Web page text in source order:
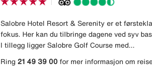
Salobre Hotel Resort & Serenity er et
fokus. Her kan du tilbringe dagene ved syv
I tillegg ligger Salobre Golf Course med...
Ring 21 49 39 00for mer informasjon om